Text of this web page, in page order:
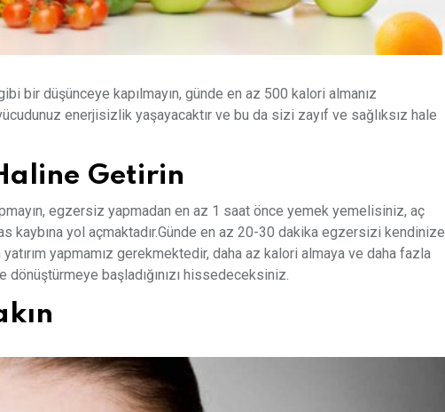
bir düşünceye kapılmayın, günde en az 500 kalori almanız
enerjisizlik yaşayacaktır ve bu da sizi zayıf ve sağlıksız hale
Getirin
egzersiz yapmadan en az 1 saat önce yemek yemelisiniz, aç
kaybına yol açmaktadır.Günde en az 20-30 dakika egzersizi kendinize
yapmamız gerekmektedir, daha az kalori almaya ve daha fazla
başladığınızı hissedeceksiniz.